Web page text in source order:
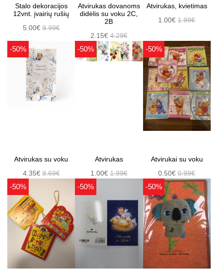
Stalo dekoracijos
12vnt. įvairių rušių
5.00€9.99€
Atvirukas dovanoms
didėlis su voku 2C,
2B
2.15€ 4.29€
Atvirukas, kvietimas
1.00€1.99€
-50%
Atvirukas su voku
4.35€8.69€
-50%
Atvirukas
1.00€ 1.99€
-50%
Atvirukai su voku
0.50€0.99€
-50% -50% -50%